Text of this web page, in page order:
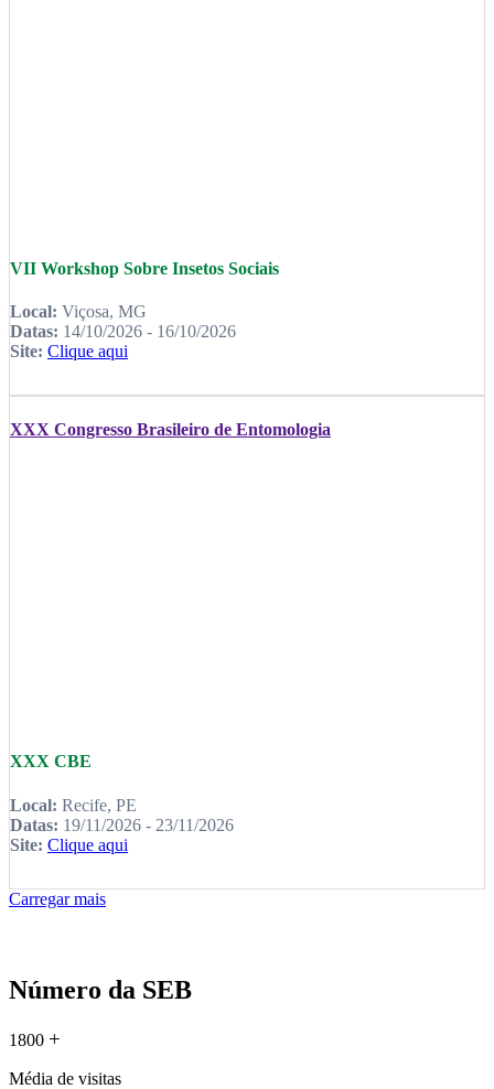
VII Workshop Sobre Insetos Sociais
Local: Viçosa, MG
Datas: 14/10/2026 - 16/10/2026
Site: Clique aqui
XXX Congresso Brasileiro de Entomologia
XXX CBE
Local: Recife, PE
Datas: 19/11/2026 - 23/11/2026
Site: Clique aqui
Carregar mais
Número da SEB
1800 +
Média de visitas